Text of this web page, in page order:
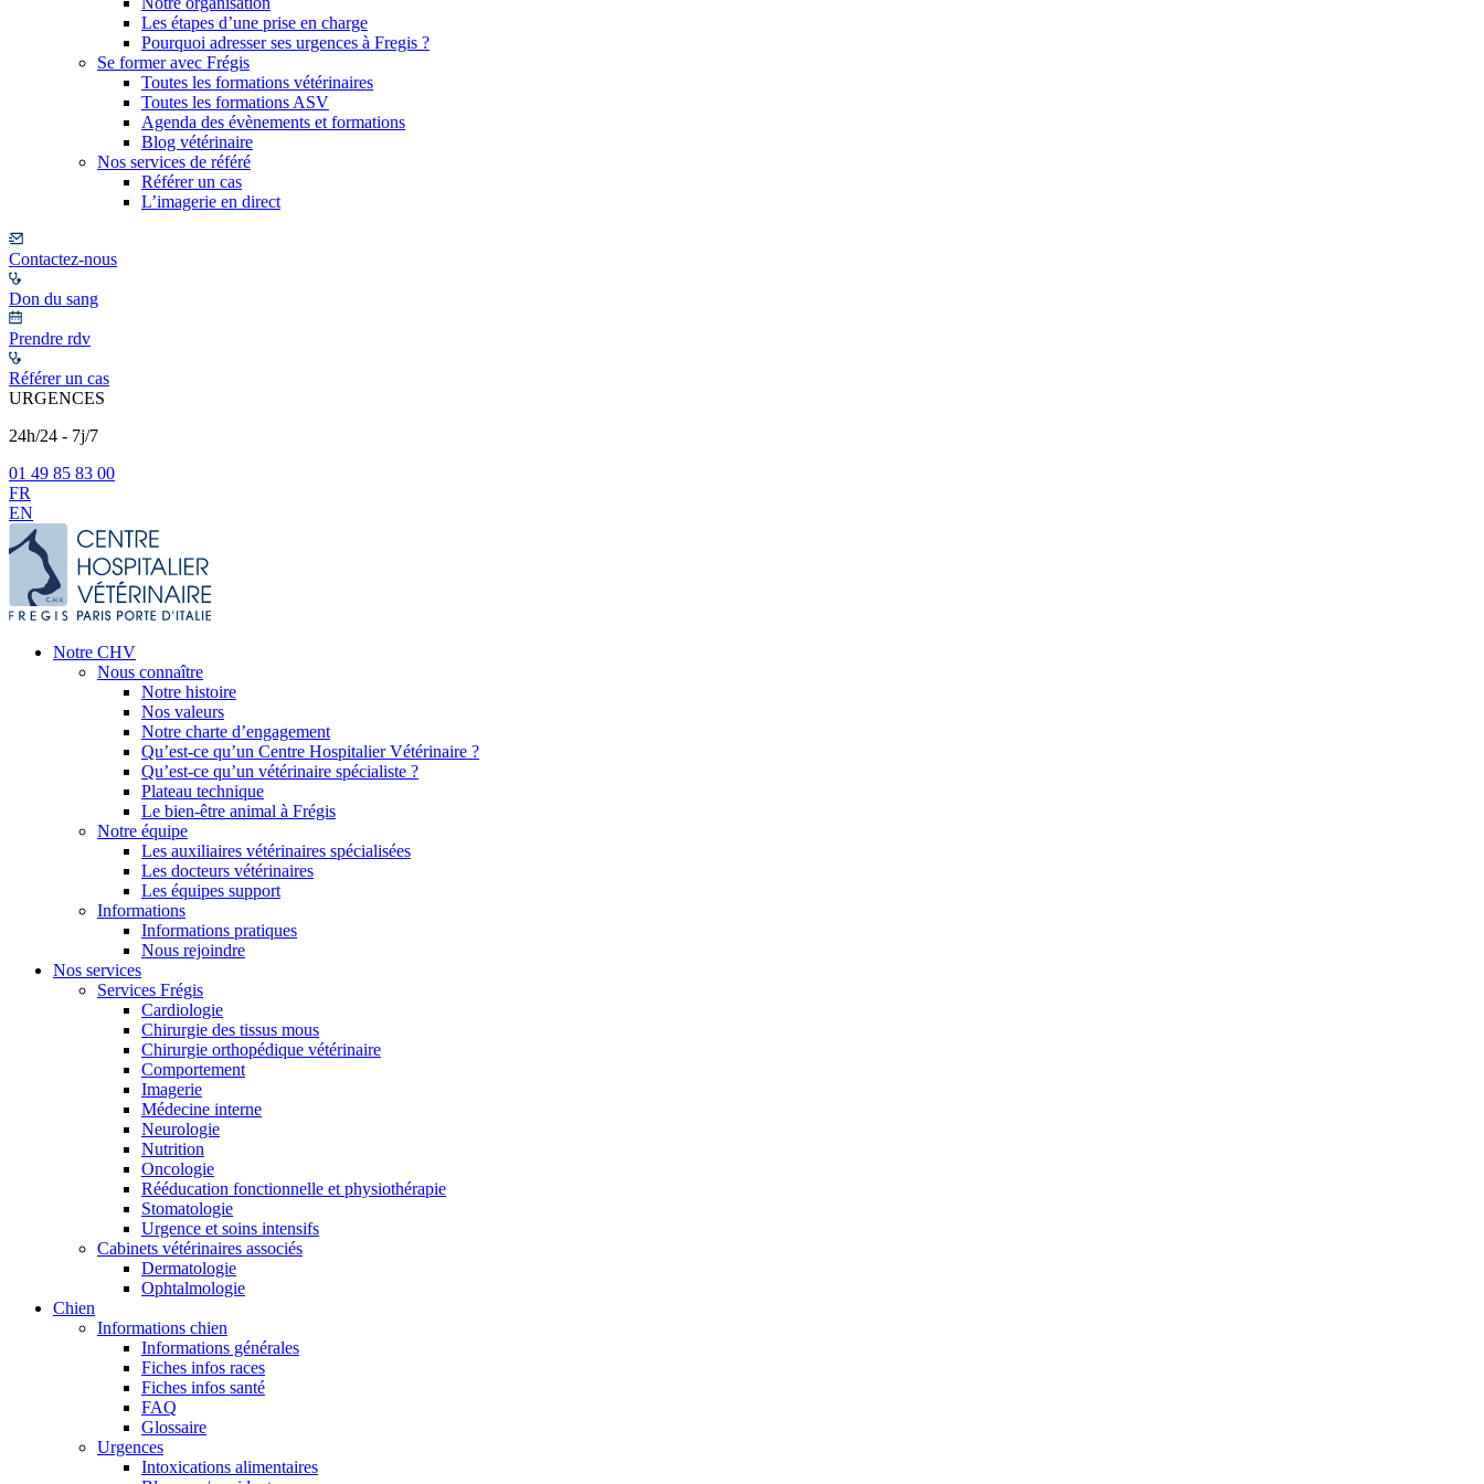
Les étapes d’une prise en charge
Pourquoi adresser ses urgences à Fregis ?
Se former avec Frégis
Toutes les formations vétérinaires
Toutes les formations ASV
Agenda des évènements et formations
Blog vétérinaire
Nos services de référé
Référer un cas
L’imagerie en direct
Contactez-nous
Don du sang
Prendre rdv
Référer un cas
URGENCES
24h/24 - 7j/7
01 49 85 83 00
FR
EN
Notre CHV
Nous connaître
Notre histoire
Nos valeurs
Notre charte d’engagement
Qu’est-ce qu’un Centre Hospitalier Vétérinaire ?
Qu’est-ce qu’un vétérinaire spécialiste ?
Plateau technique
Le bien-être animal à Frégis
Notre équipe
Les auxiliaires vétérinaires spécialisées
Les docteurs vétérinaires
Les équipes support
Informations
Informations pratiques
Nous rejoindre
Nos services
Services Frégis
Cardiologie
Chirurgie des tissus mous
Chirurgie orthopédique vétérinaire
Comportement
Imagerie
Médecine interne
Neurologie
Nutrition
Oncologie
Rééducation fonctionnelle et physiothérapie
Stomatologie
Urgence et soins intensifs
Cabinets vétérinaires associés
Dermatologie
Ophtalmologie
Chien
Informations chien
Informations générales
Fiches infos races
Fiches infos santé
FAQ
Glossaire
Urgences
Intoxications alimentaires